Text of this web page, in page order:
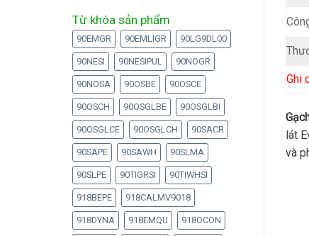
Từ khóa sản phẩm
90EMGR 90EMLIGR 90LG9DL00
90NESI 90NESIPUL 90NOGR
90NOSA 90OSBE 90OSCE
90OSCH 90OSGLBE 90OSGLBI
90OSGLCE 90OSGLCH 90SACR
90SAPE 90SAWH 90SLMA
90SLPE 90TIGRSI 90TIWHSI
918BEPE 918CALMV9018
918DYNA 918EMQU 918OCON
Ghi
lát
và